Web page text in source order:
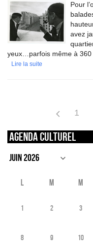
Pour
avez
yeux…parfois même à 360
Lire la suite
1
Agenda culturel
L M M
1 2 3
8 9 10